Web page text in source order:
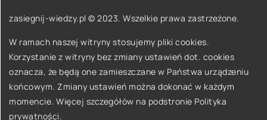
zasiegnij-wiedzy.pl © 2023. Wszelkie prawa zastrzeżone.
W ramach naszej witryny stosujemy pliki cookies.
Korzystanie z witryny bez zmiany ustawień dot. cookies
oznacza, że będą one zamieszczane w Państwa urządzeniu
końcowym. Zmiany ustawień można dokonać w każdym
momencie. Więcej szczegółów na podstronie Polityka
prywatności.